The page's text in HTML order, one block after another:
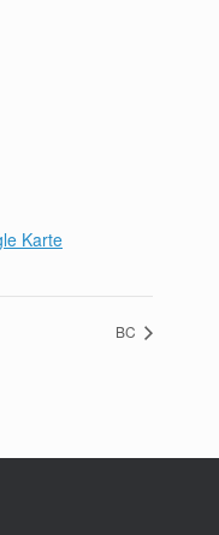
Karte
BC